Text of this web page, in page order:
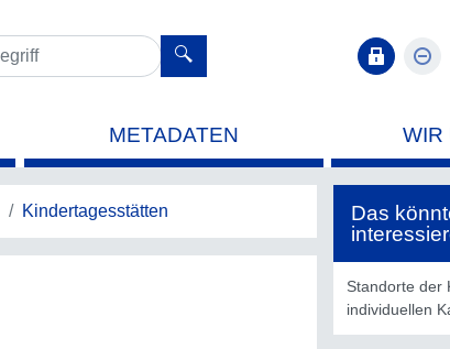
METADATEN WIR
Kindertagesstätten
Das
Standorte der
individuellen